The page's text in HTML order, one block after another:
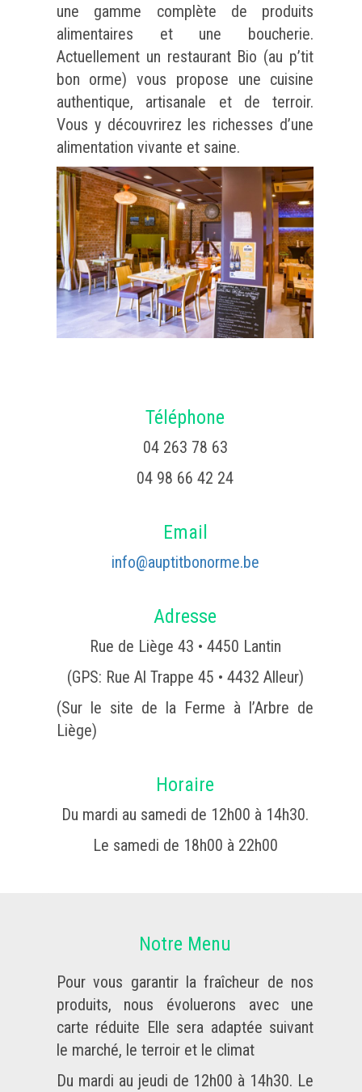
une gamme complète de produits
alimentaires et une boucherie.
Actuellement un restaurant Bio (au p’tit
bon orme) vous propose une cuisine
authentique, artisanale et de terroir.
Vous y découvrirez les richesses d’une
alimentation vivante et saine.
Téléphone
04 263 78 63
04 98 66 42 24
Email
info@auptitbonorme.be
Adresse
Rue de Liège 43 • 4450 Lantin
(GPS: Rue Al Trappe 45 • 4432 Alleur)
(Sur le site de la Ferme à l’Arbre de
Liège)
Horaire
Du mardi au samedi de 12h00 à 14h30.
Le samedi de 18h00 à 22h00
Notre Menu
Pour vous garantir la fraîcheur de nos
produits, nous évoluerons avec une
carte réduite Elle sera adaptée suivant
le marché, le terroir et le climat
Du mardi au jeudi de 12h00 à 14h30. Le